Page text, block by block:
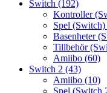
Switch (192)
Kontroller
Spel (Switch)
Basenheter
Tillbehör
Amiibo (60)
Switch 2 (43)
Amiibo (10)